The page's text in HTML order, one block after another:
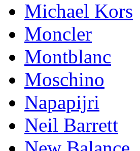
Michael Kors
Mоnсlеr
Montblanc
Moschino
Napapijri
Neil Barrett